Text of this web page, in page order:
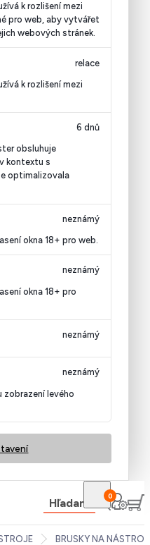
k rozlišení mezi
pro web, aby vytvářet
webových stránek.
k rozlišení mezi
relace
obsluhuje
kontextu s
optimalizovala
6 dnů
okna 18+ pro web.
neznámý
okna 18+ pro
neznámý
neznámý
zobrazení levého
neznámý
Hľadanie
0
BRUSKY NA